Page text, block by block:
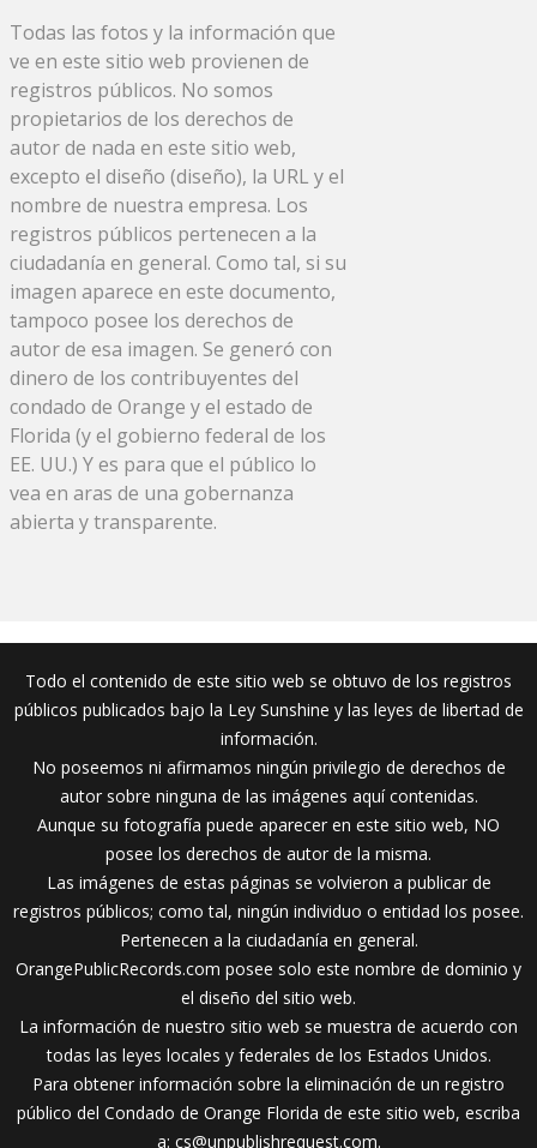
Todas las fotos y la información que
ve en este sitio web provienen de
registros públicos. No somos
propietarios de los derechos de
autor de nada en este sitio web,
excepto el diseño (diseño), la URL y el
nombre de nuestra empresa. Los
registros públicos pertenecen a la
ciudadanía en general. Como tal, si su
imagen aparece en este documento,
tampoco posee los derechos de
autor de esa imagen. Se generó con
dinero de los contribuyentes del
condado de Orange y el estado de
Florida (y el gobierno federal de los
EE. UU.) Y es para que el público lo
vea en aras de una gobernanza
abierta y transparente.
Todo el contenido de este sitio web se obtuvo de los registros
públicos publicados bajo la Ley Sunshine y las leyes de libertad de
información.
No poseemos ni afirmamos ningún privilegio de derechos de
autor sobre ninguna de las imágenes aquí contenidas.
Aunque su fotografía puede aparecer en este sitio web, NO
posee los derechos de autor de la misma.
Las imágenes de estas páginas se volvieron a publicar de
registros públicos; como tal, ningún individuo o entidad los posee.
Pertenecen a la ciudadanía en general.
OrangePublicRecords.com posee solo este nombre de dominio y
el diseño del sitio web.
La información de nuestro sitio web se muestra de acuerdo con
todas las leyes locales y federales de los Estados Unidos.
Para obtener información sobre la eliminación de un registro
público del Condado de Orange Florida de este sitio web, escriba
a: cs@unpublishrequest.com.